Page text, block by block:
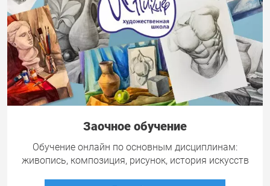
Заочное обучение
Обучение онлайн по основным дисциплинам:
живопись, композиция, рисунок, история искусств